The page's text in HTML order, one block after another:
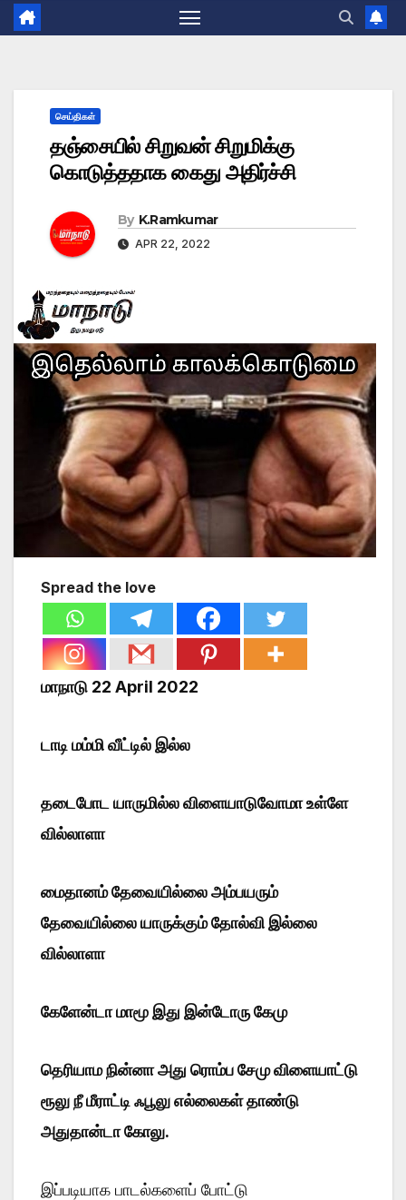
செய்திகள்
தஞ்சையில் சிறுவன் சிறுமிக்கு
கொடுத்ததாக கைது அதிர்ச்சி
By K.Ramkumar
APR 22, 2022
Spread the love
மாநாடு 22 April 2022
டாடி மம்மி வீட்டில் இல்ல
தடைபோட யாருமில்ல விளையாடுவோமா உள்ளே
வில்லாளா
மைதானம் தேவையில்லை அம்பயரும்
தேவையில்லை யாருக்கும் தோல்வி இல்லை
வில்லாளா
கேளேன்டா மாமூ இது இன்டோரு கேமு
தெரியாம நின்னா அது ரொம்ப சேமு விளையாட்டு
ரூலு நீ மீராட்டி ஃபூலு எல்லைகள் தாண்டு
அதுதான்டா கோலு.
இப்படியாக பாடல்களைப் போட்டு